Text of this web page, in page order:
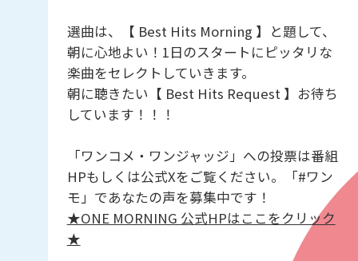
選曲は、【 Best Hits Morning 】と題して、
朝に心地よい！1日のスタートにピッタリな
楽曲をセレクトしていきます。
朝に聴きたい【 Best Hits Request 】お待ち
しています！！！
「ワンコメ・ワンジャッジ」への投票は番組
HPもしくは公式Xをご覧ください。「#ワン
モ」であなたの声を募集中です！
★ONE MORNING 公式HPはここをクリック
★